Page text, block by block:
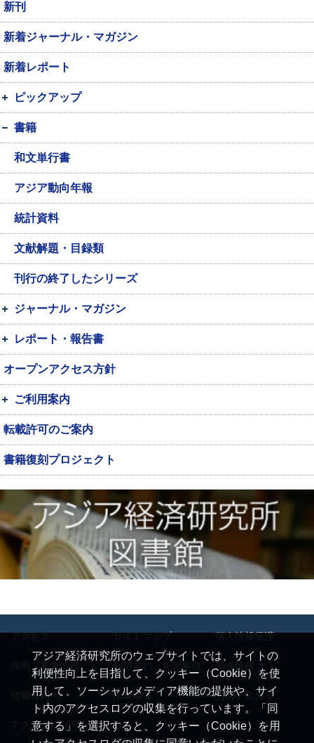
新刊
新着ジャーナル・マガジン
新着レポート
ピックアップ
書籍
和文単行書
アジア動向年報
統計資料
文献解題・目録類
刊行の終了したシリーズ
ジャーナル・マガジン
レポート・報告書
オープンアクセス方針
ご利用案内
転載許可のご案内
書籍復刻プロジェクト
アジア経済研究所のウェブサイトでは、サイトの
利便性向上を目指して、クッキー（Cookie）を使
用して、ソーシャルメディア機能の提供や、サイ
ト内のアクセスログの収集を行っています。「同
意する」を選択すると、クッキー（Cookie）を用
アクセス サイトマップ 個人情報保護
採用・募集情報 利用規約・免責事項 調達情報
情報公開 推奨環境 お問い合わせ
アクセシビリティ